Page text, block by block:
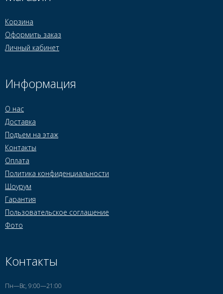
Корзина
Оформить заказ
Личный кабинет
Информация
О нас
Доставка
Подъем на этаж
Контакты
Оплата
Политика конфиденциальности
Шоурум
Гарантия
Пользовательское соглашение
Фото
Контакты
Пн—Вс, 9:00—21:00